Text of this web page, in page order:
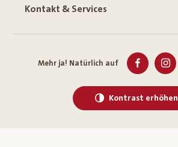
Kontakt & Services
Mehr ja! Natürlich auf
Kontrast erhöhen